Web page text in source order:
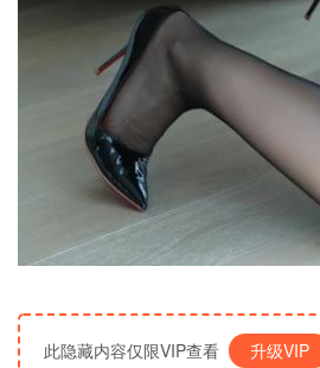
此隐藏内容仅限VIP查看 升级VIP